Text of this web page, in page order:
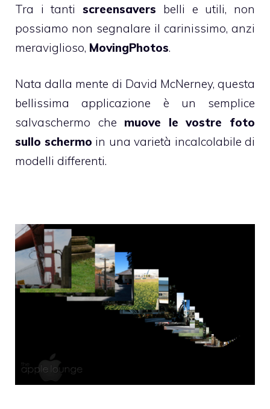
Tra i tantiscreensavers belli e utili, non
possiamo non segnalare il carinissimo, anzi
meraviglioso, MovingPhotos.
Nata dalla mente di David McNerney, questa
bellissima applicazione è un semplice
salvaschermo che muove le vostre foto
sullo schermo in una varietà incalcolabile di
modelli differenti.